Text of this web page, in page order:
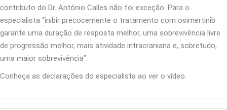
contributo do Dr. António Calles não foi exceção. Para o
especialista “inibir precocemente o tratamento com osimertinib
garante uma duração de resposta melhor, uma sobrevivência livre
de progressão melhor, mais atividade intracraniana e, sobretudo,
uma maior sobrevivência”.
Conheça as declarações do especialista ao ver o vídeo.